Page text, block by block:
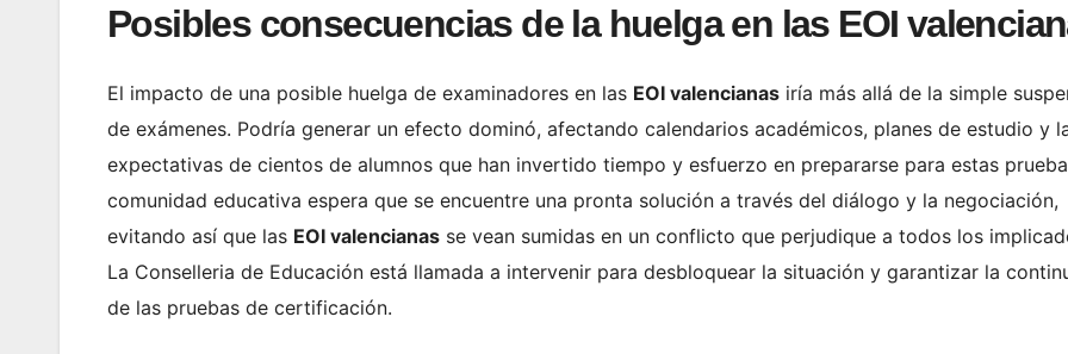
Posibles consecuencias de la huelga en las EOI
El impacto de una posible huelga de examinadores en las EOI valencianas iría más allá de la simple
de exámenes. Podría generar un efecto dominó, afectando calendarios académicos, planes de estudio y
expectativas de cientos de alumnos que han invertido tiempo y esfuerzo en prepararse para estas
comunidad educativa espera que se encuentre una pronta solución a través del diálogo y la negociación,
evitando así que las EOI valencianas se vean sumidas en un conflicto que perjudique a todos los
La Conselleria de Educación está llamada a intervenir para desbloquear la situación y garantizar la
de las pruebas de certificación.